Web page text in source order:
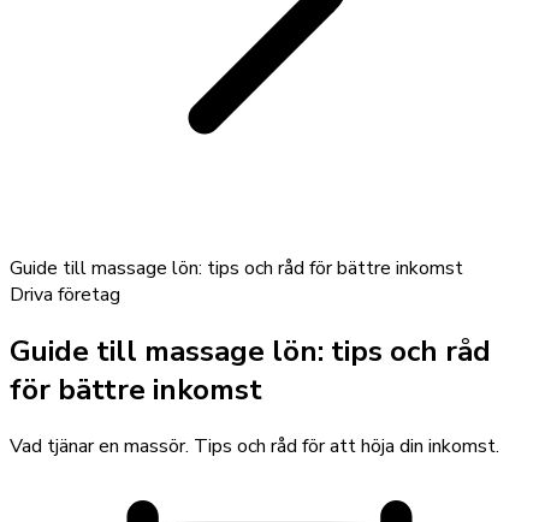
Guide till massage lön: tips och råd för bättre inkomst
Driva företag
Guide till massage lön: tips och råd
för bättre inkomst
Vad tjänar en massör. Tips och råd för att höja din inkomst.